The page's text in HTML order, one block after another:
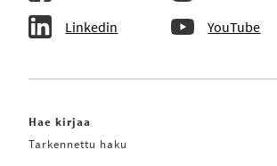
Linkedin YouTube
Hae kirjaa
Tarkennettu haku